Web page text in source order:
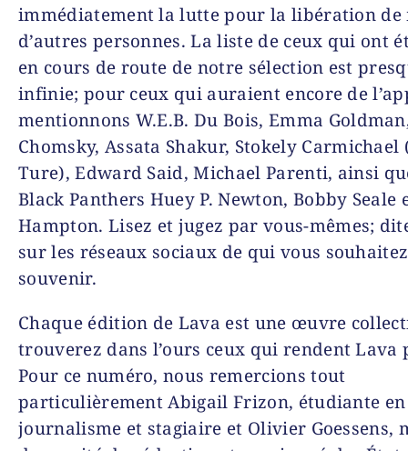
immédiatement la lutte pour la libération
d’autres personnes. La liste de ceux qui ont
en cours de route de notre sélection est
infinie; pour ceux qui auraient encore de
mentionnons W.E.B. Du Bois, Emma
Chomsky, Assata Shakur, Stokely Carmichael
Ture), Edward Said, Michael Parenti, ainsi
Black Panthers Huey P. Newton, Bobby Seale
Hampton. Lisez et jugez par vous-mêmes;
sur les réseaux sociaux de qui vous
souvenir.
Chaque édition de Lava est une œuvre
trouverez dans l’ours ceux qui rendent Lava
Pour ce numéro, nous remercions tout
particulièrement Abigail Frizon, étudiante en
journalisme et stagiaire et Olivier Goessens,